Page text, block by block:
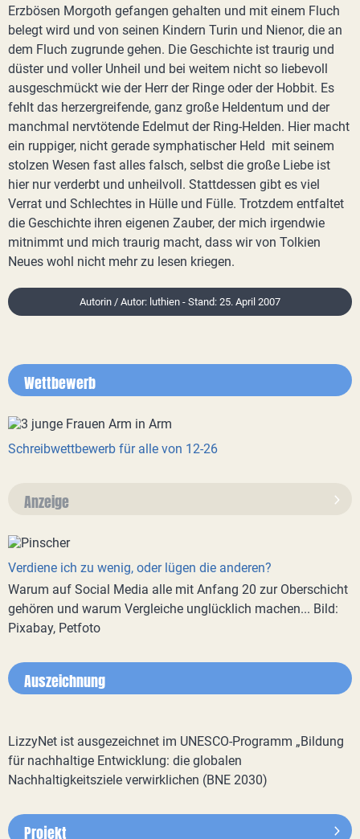
Erzbösen Morgoth gefangen gehalten und mit einem Fluch
belegt wird und von seinen Kindern Turin und Nienor, die an
dem Fluch zugrunde gehen. Die Geschichte ist traurig und
düster und voller Unheil und bei weitem nicht so liebevoll
ausgeschmückt wie der Herr der Ringe oder der Hobbit. Es
fehlt das herzergreifende, ganz große Heldentum und der
manchmal nervtötende Edelmut der Ring-Helden. Hier macht
ein ruppiger, nicht gerade symphatischer Held mit seinem
stolzen Wesen fast alles falsch, selbst die große Liebe ist
hier nur verderbt und unheilvoll. Stattdessen gibt es viel
Verrat und Schlechtes in Hülle und Fülle. Trotzdem entfaltet
die Geschichte ihren eigenen Zauber, der mich irgendwie
mitnimmt und mich traurig macht, dass wir von Tolkien
Neues wohl nicht mehr zu lesen kriegen.
Autorin / Autor: luthien - Stand: 25. April 2007
Wettbewerb
Schreibwettbewerb für alle von 12-26
Anzeige
Verdiene ich zu wenig, oder lügen die anderen?
Warum auf Social Media alle mit Anfang 20 zur Oberschicht
gehören und warum Vergleiche unglücklich machen... Bild:
Pixabay, Petfoto
Auszeichnung
LizzyNet ist ausgezeichnet im UNESCO-Programm „Bildung
für nachhaltige Entwicklung: die globalen
Nachhaltigkeitsziele verwirklichen (BNE 2030)
Projekt